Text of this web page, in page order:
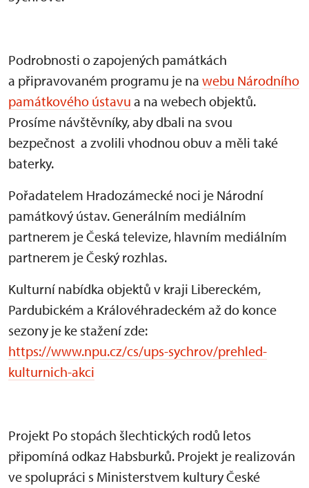
Podrobnosti o zapojených památkách
a připravovaném programu je na webu Národního
památkového ústavu a na webech objektů.
Prosíme návštěvníky, aby dbali na svou
bezpečnost a zvolili vhodnou obuv a měli také
baterky.
Pořadatelem Hradozámecké noci je Národní
památkový ústav. Generálním mediálním
partnerem je Česká televize, hlavním mediálním
partnerem je Český rozhlas.
Kulturní nabídka objektů v kraji Libereckém,
Pardubickém a Královéhradeckém až do konce
sezony je ke stažení zde:
https://www.npu.cz/cs/ups-sychrov/prehled-
kulturnich-akci
Projekt Po stopách šlechtických rodů letos
připomíná odkaz Habsburků. Projekt je realizován
ve spolupráci s Ministerstvem kultury České